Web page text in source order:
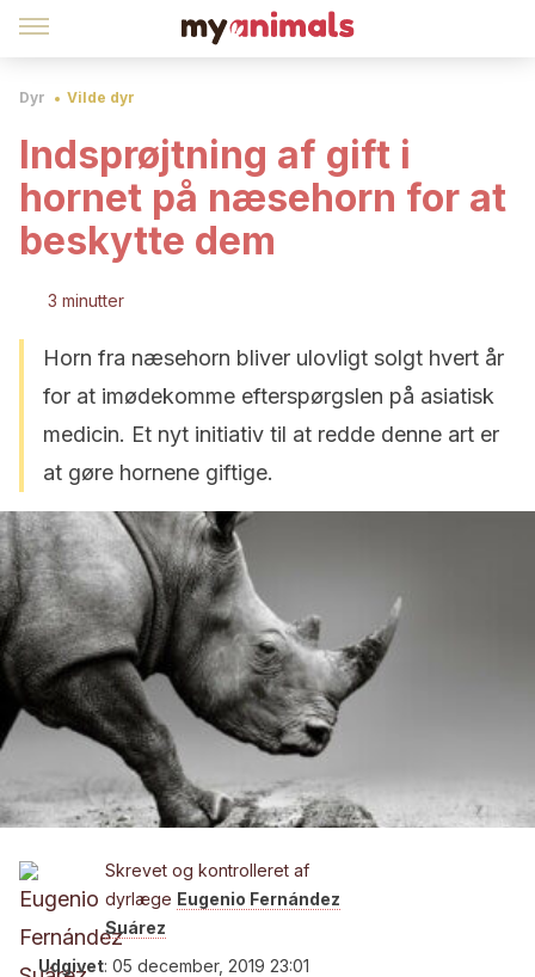
Dyr Vilde dyr
Indsprøjtning af gift i
hornet på næsehorn for at
beskytte dem
3 minutter
Horn fra næsehorn bliver ulovligt solgt hvert år
for at imødekomme efterspørgslen på asiatisk
medicin. Et nyt initiativ til at redde denne art er
at gøre hornene giftige.
Skrevet og kontrolleret af
dyrlæge Eugenio Fernández
Suárez
Udgivet: 05 december, 2019 23:01